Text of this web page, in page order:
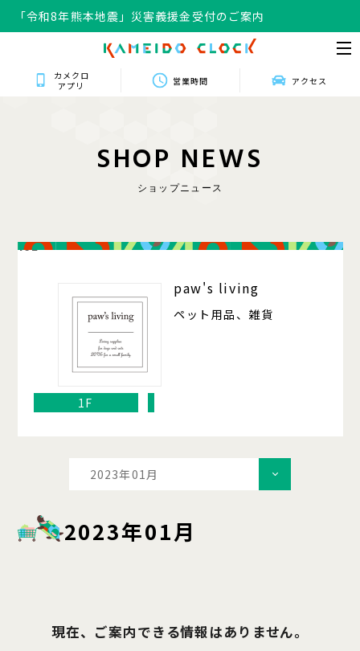
「令和8年熊本地震」災害義援金受付のご案内
カメクロ
アプリ
営業時間 アクセス
SHOP NEWS
ショップニュース
102
paw's living
ペット用品、雑貨
1F
2023年01月
2023年01月
現在、ご案内できる情報はありません。